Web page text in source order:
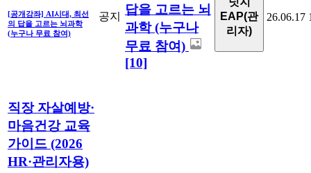
[공개강좌] AI시대, 최선
의 답을 고르는 뇌과학
(누구나 무료 참여)
공지
답을 고르는 뇌
과학 (누구나
무료 참여)
[10]
EAP(관
리자)
26.06.17
직장 자살예방·
마음건강 교육
가이드 (2026
HR·관리자용)